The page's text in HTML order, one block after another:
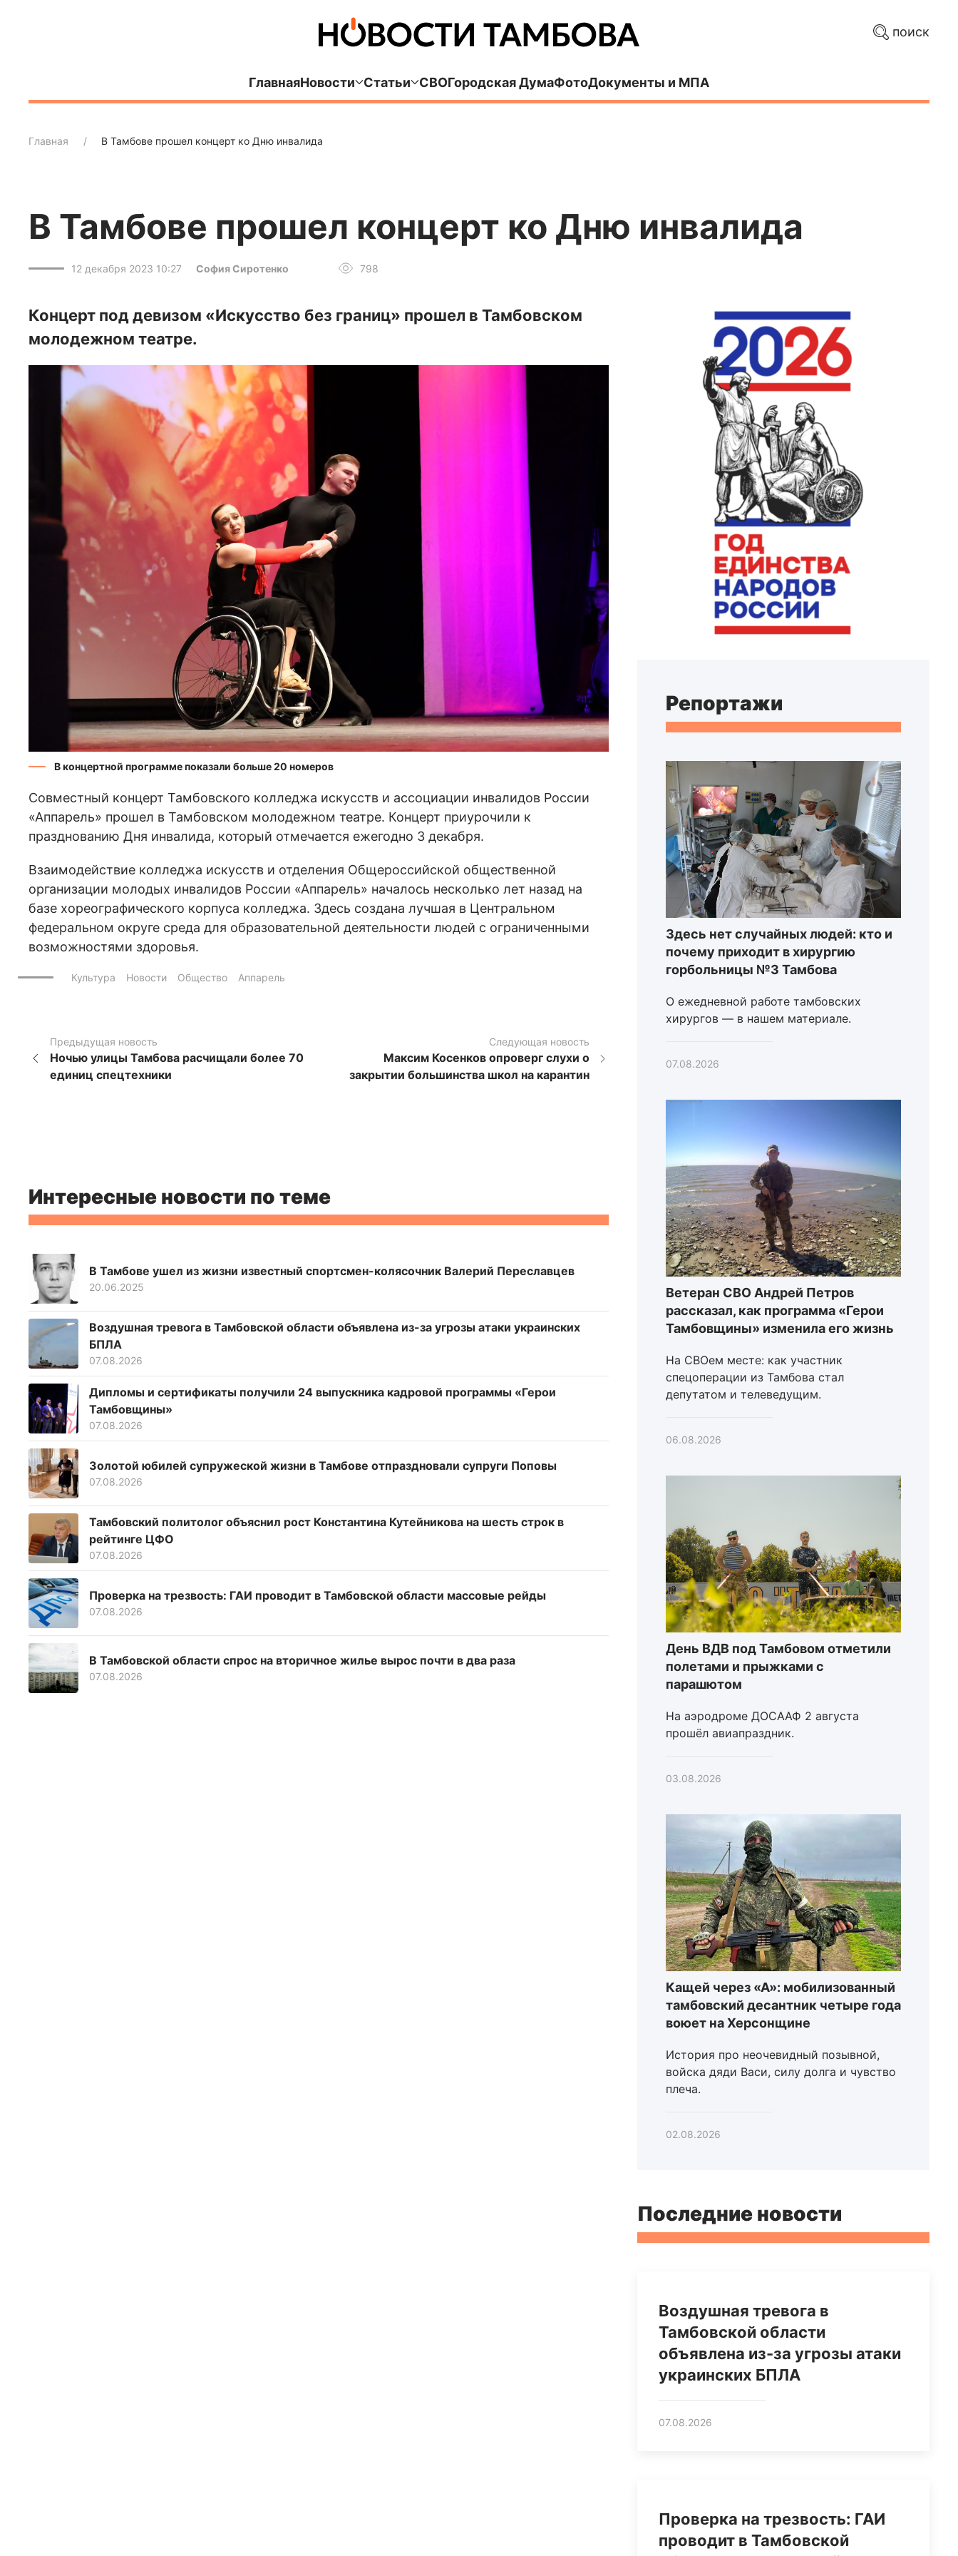
поиск
ГлавнаяНовости Статьи СВОГородская ДумаФотоДокументы и МПА
Главная В Тамбове прошел концерт ко Дню инвалида
В Тамбове прошел концерт ко Дню инвалида
12 декабря 2023 10:27 София Сиротенко 798
Концерт под девизом «Искусство без границ» прошел в Тамбовском
молодежном театре.
В концертной программе показали больше 20 номеров
Совместный концерт Тамбовского колледжа искусств и ассоциации инвалидов России
«Аппарель» прошел в Тамбовском молодежном театре. Концерт приурочили к
празднованию Дня инвалида, который отмечается ежегодно 3 декабря.
Взаимодействие колледжа искусств и отделения Общероссийской общественной
организации молодых инвалидов России «Аппарель» началось несколько лет назад на
базе хореографического корпуса колледжа. Здесь создана лучшая в Центральном
федеральном округе среда для образовательной деятельности людей с ограниченными
возможностями здоровья.
Культура Новости Общество Аппарель
Предыдущая новость
Ночью улицы Тамбова расчищали более 70
единиц спецтехники
Следующая новость
Максим Косенков опроверг слухи о
закрытии большинства школ на карантин
Интересные новости по теме
В Тамбове ушел из жизни известный спортсмен-колясочник Валерий Переславцев
20.06.2025
Воздушная тревога в Тамбовской области объявлена из-за угрозы атаки украинских
БПЛА
07.08.2026
Дипломы и сертификаты получили 24 выпускника кадровой программы «Герои
Тамбовщины»
07.08.2026
Золотой юбилей супружеской жизни в Тамбове отпраздновали супруги Поповы
07.08.2026
Тамбовский политолог объяснил рост Константина Кутейникова на шесть строк в
рейтинге ЦФО
07.08.2026
Проверка на трезвость: ГАИ проводит в Тамбовской области массовые рейды
07.08.2026
В Тамбовской области спрос на вторичное жилье вырос почти в два раза
07.08.2026
Репортажи
Здесь нет случайных людей: кто и
почему приходит в хирургию
горбольницы №3 Тамбова
О ежедневной работе тамбовских
хирургов — в нашем материале.
07.08.2026
Ветеран СВО Андрей Петров
рассказал, как программа «Герои
Тамбовщины» изменила его жизнь
На СВОем месте: как участник
спецоперации из Тамбова стал
депутатом и телеведущим.
06.08.2026
День ВДВ под Тамбовом отметили
полетами и прыжками с
парашютом
На аэродроме ДОСААФ 2 августа
прошёл авиапраздник.
03.08.2026
Кащей через «А»: мобилизованный
тамбовский десантник четыре года
воюет на Херсонщине
История про неочевидный позывной,
войска дяди Васи, силу долга и чувство
плеча.
02.08.2026
Последние новости
Воздушная тревога в
Тамбовской области
объявлена из-за угрозы атаки
украинских БПЛА
07.08.2026
Проверка на трезвость: ГАИ
проводит в Тамбовской